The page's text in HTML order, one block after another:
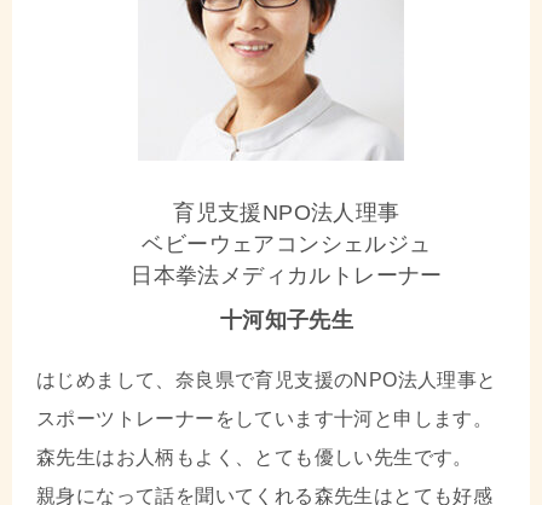
育児支援NPO法人理事
ベビーウェアコンシェルジュ
日本拳法メディカルトレーナー
十河知子先生
はじめまして、奈良県で育児支援のNPO法人理事と
スポーツトレーナーをしています十河と申します。
森先生はお人柄もよく、とても優しい先生です。
親身になって話を聞いてくれる森先生はとても好感